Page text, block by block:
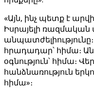
«Այն, ինչ պետք է
Իսրայելի ռազմական
հրադադար՝ հիմա։
օգնություն՝ հիմա։
հանձնառություն
հիմա»։